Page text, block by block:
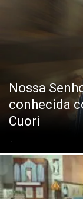
Nossa
conhecida
Cuori
.